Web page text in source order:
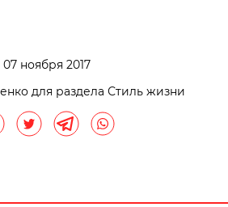
07 ноября 2017
для раздела Стиль жизни